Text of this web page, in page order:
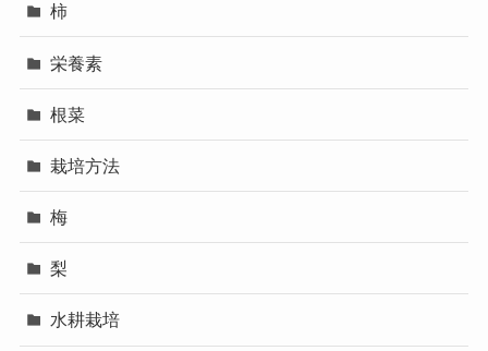
柿
栄養素
根菜
栽培方法
梅
梨
水耕栽培